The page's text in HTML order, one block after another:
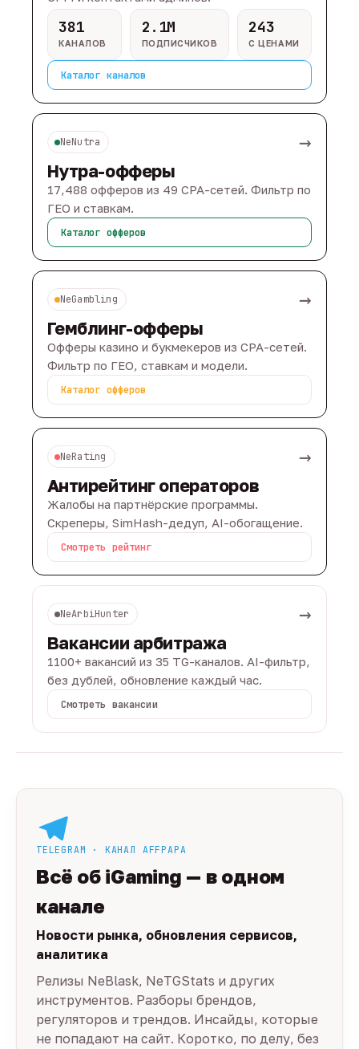
381
КАНАЛОВ
2.1M
ПОДПИСЧИКОВ
243
С ЦЕНАМИ
Каталог каналов
NeNutra →
Нутра-офферы
17,488 офферов из 49 CPA-сетей. Фильтр по
ГЕО и ставкам.
Каталог офферов
NeGambling →
Гемблинг-офферы
Офферы казино и букмекеров из CPA-сетей.
Фильтр по ГЕО, ставкам и модели.
Каталог офферов
NeRating →
Антирейтинг операторов
Жалобы на партнёрские программы.
Скреперы, SimHash-дедуп, AI-обогащение.
Смотреть рейтинг
NeArbiHunter →
Вакансии арбитража
1100+ вакансий из 35 TG-каналов. AI-фильтр,
без дублей, обновление каждый час.
Смотреть вакансии
TELEGRAM · КАНАЛ AFFPAPA
Всё об iGaming — в одном
канале
Новости рынка, обновления сервисов,
аналитика
Релизы NeBlask, NeTGStats и других
инструментов. Разборы брендов,
регуляторов и трендов. Инсайды, которые
не попадают на сайт. Коротко, по делу, без